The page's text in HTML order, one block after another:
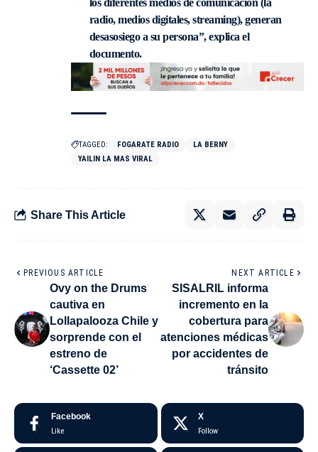
radio, medios digitales, streaming), generan
desasosiego a su persona”, explica el
documento.
TAGGED: FOGARATE RADIO
LA BERNY
YAILIN LA MAS VIRAL
Share This Article
PREVIOUS ARTICLE
Ovy on the Drums
cautiva en
Lollapalooza Chile y
sorprende con el
estreno de
‘Cassette 02’
NEXT ARTICLE
SISALRIL informa
incremento en la
cobertura para
atenciones médicas
por accidentes de
tránsito
Facebook
Like
X
Follow